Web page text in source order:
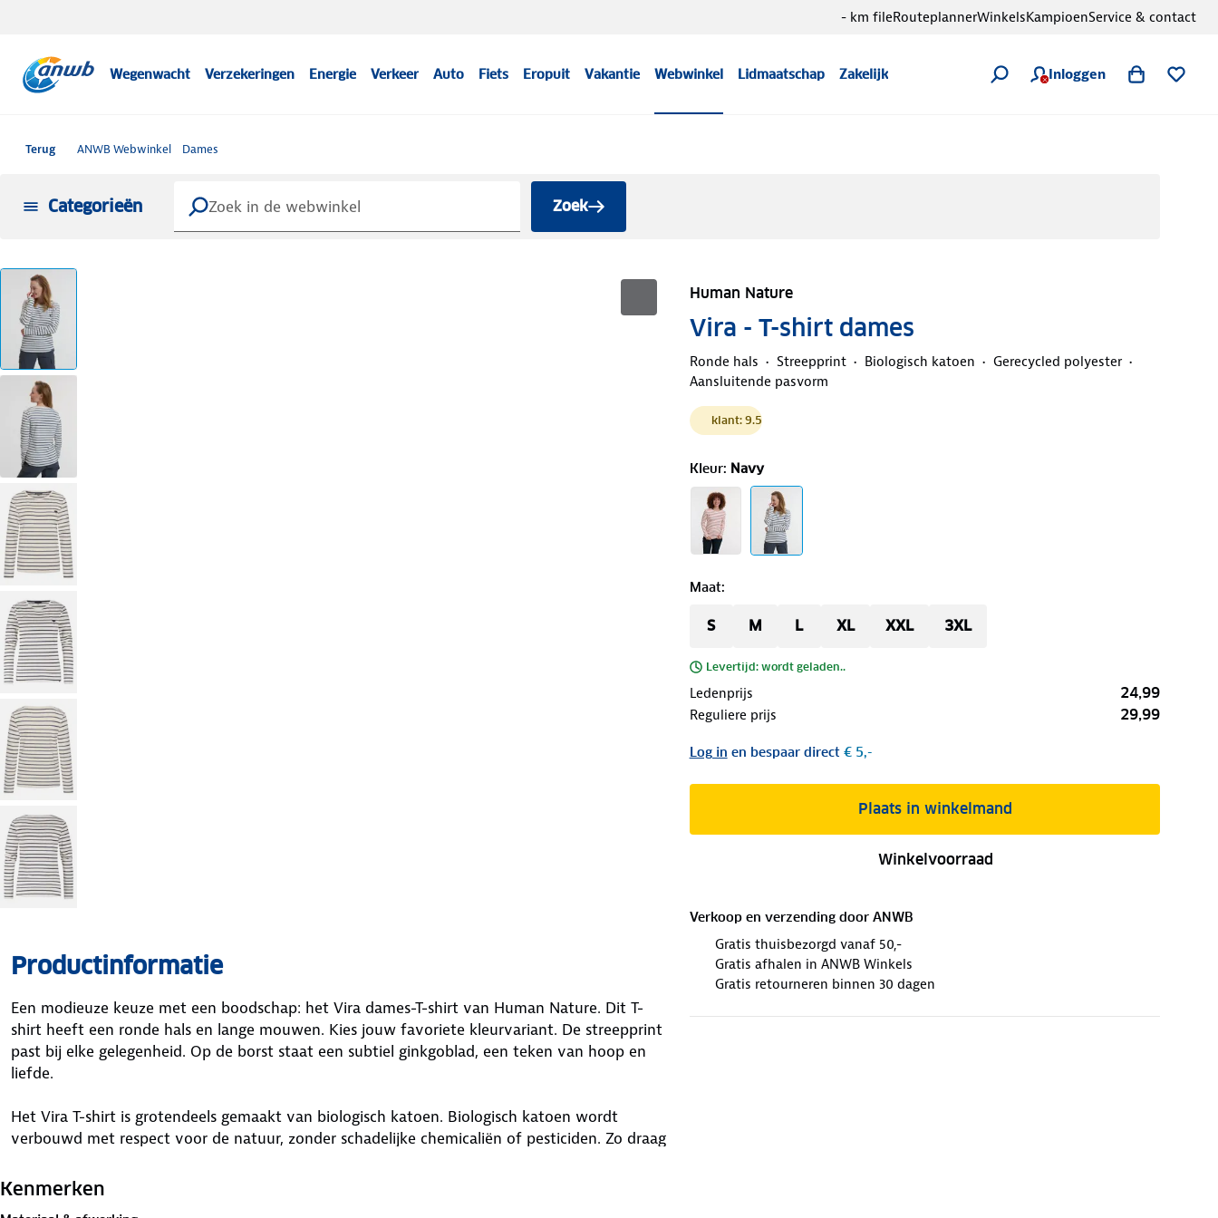
Wegenwacht Verzekeringen Energie Verkeer Auto Fiets Eropuit Vakantie Webwinkel Lidmaatschap Zakelijk Inloggen
- km fileRouteplannerWinkelsKampioenService & contact
Terug ANWB Webwinkel Dames
Categorieën Zoek
Human Nature
Vira - T-shirt dames
Ronde hals Streepprint Biologisch katoen
Gerecycled polyester
Aansluitende pasvorm
klant: 9.5
Kleur: Navy
Maat:
S M L XL XXL 3XL
Levertijd: wordt geladen..
Ledenprijs 24,99
Reguliere prijs 29,99
Log in en bespaar direct€ 5,-
Plaats in winkelmand
Winkelvoorraad
Verkoop en verzending door ANWB
Gratis thuisbezorgd vanaf 50,-
Gratis afhalen in ANWB Winkels
Gratis retourneren binnen 30 dagen
Productinformatie
Een modieuze keuze met een boodschap: het Vira dames-T-shirt van Human Nature. Dit T-
shirt heeft een ronde hals en lange mouwen. Kies jouw favoriete kleurvariant. De streepprint
past bij elke gelegenheid. Op de borst staat een subtiel ginkgoblad, een teken van hoop en
liefde.
Het Vira T-shirt is grotendeels gemaakt van biologisch katoen. Biologisch katoen wordt
verbouwd met respect voor de natuur, zonder schadelijke chemicaliën of pesticiden. Zo draag
huis?
Kenmerken